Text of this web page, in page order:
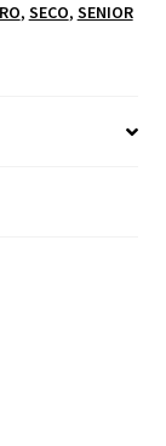
, SECO, SENIOR